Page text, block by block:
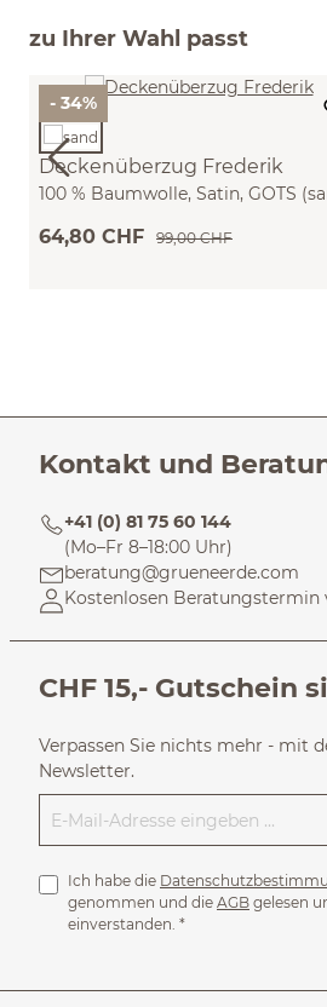
zu Ihrer Wahl passt
- 34%
Deckenüberzug Frederik
100 % Baumwolle, Satin, GOTS
64,80 CHF 99,00 CHF
Kontakt und
+41 (0) 81 75 60 144
(Mo–Fr 8–18:00 Uhr)
beratung@grueneerde.com
Kostenlosen Beratungstermin
CHF 15,- Gutschein
Verpassen Sie nichts mehr - mit
Newsletter.
Ich habe die
genommen und die AGB gelesen
einverstanden. *